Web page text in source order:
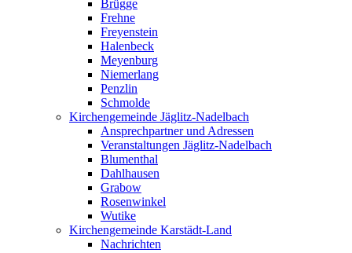
Brügge
Frehne
Freyenstein
Halenbeck
Meyenburg
Niemerlang
Penzlin
Schmolde
Kirchengemeinde Jäglitz-Nadelbach
Ansprechpartner und Adressen
Veranstaltungen Jäglitz-Nadelbach
Blumenthal
Dahlhausen
Grabow
Rosenwinkel
Wutike
Kirchengemeinde Karstädt-Land
Nachrichten